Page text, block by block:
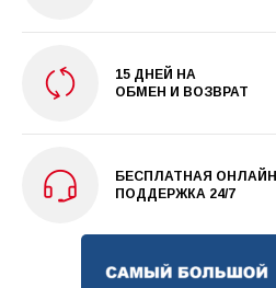
15 ДНЕЙ НА
ОБМЕН И ВОЗВРАТ
БЕСПЛАТНАЯ ОНЛАЙН
ПОДДЕРЖКА 24/7